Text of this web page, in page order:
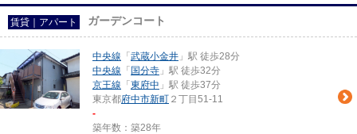
賃貸｜アパート ガーデンコート
中央線 「 武蔵小金井 」駅 徒歩28分
中央線 「 国分寺 」駅 徒歩32分
京王線 「 東府中 」駅 徒歩37分
東京都府中市新町 ２丁目51-11
-
築年数：築28年